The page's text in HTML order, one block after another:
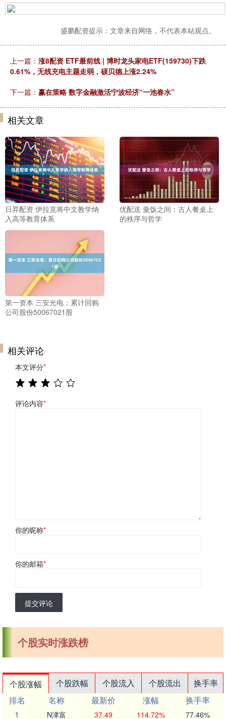
盛鹏配资提示：文章来自网络，不代表本站观点。
上一篇： 涨8配资 ETF最前线 | 博时龙头家电ETF(159730)下跌
0.61%，无线充电主题走弱，硕贝德上涨2.24%
下一篇： 赢在策略 数字金融激活宁波经济“一池春水”
相关文章
日昇配资 伊拉克将中文教学纳
入高等教育体系
优配送 羹饭之间：古人餐桌上
的秩序与哲学
第一资本 三安光电：累计回购
公司股份50067021股
相关评论
本文评分*
评论内容*
你的昵称*
你的邮箱*
提交评论
个股实时涨跌榜
个股涨幅 个股跌幅 个股流入 个股流出
换手率
排名
名称 最新价 涨幅
换手率
1
N津富 37.49 114.72% 77.46%